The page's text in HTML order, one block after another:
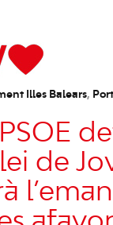
Illes Balears,
de